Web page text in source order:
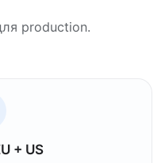
production.
+ US